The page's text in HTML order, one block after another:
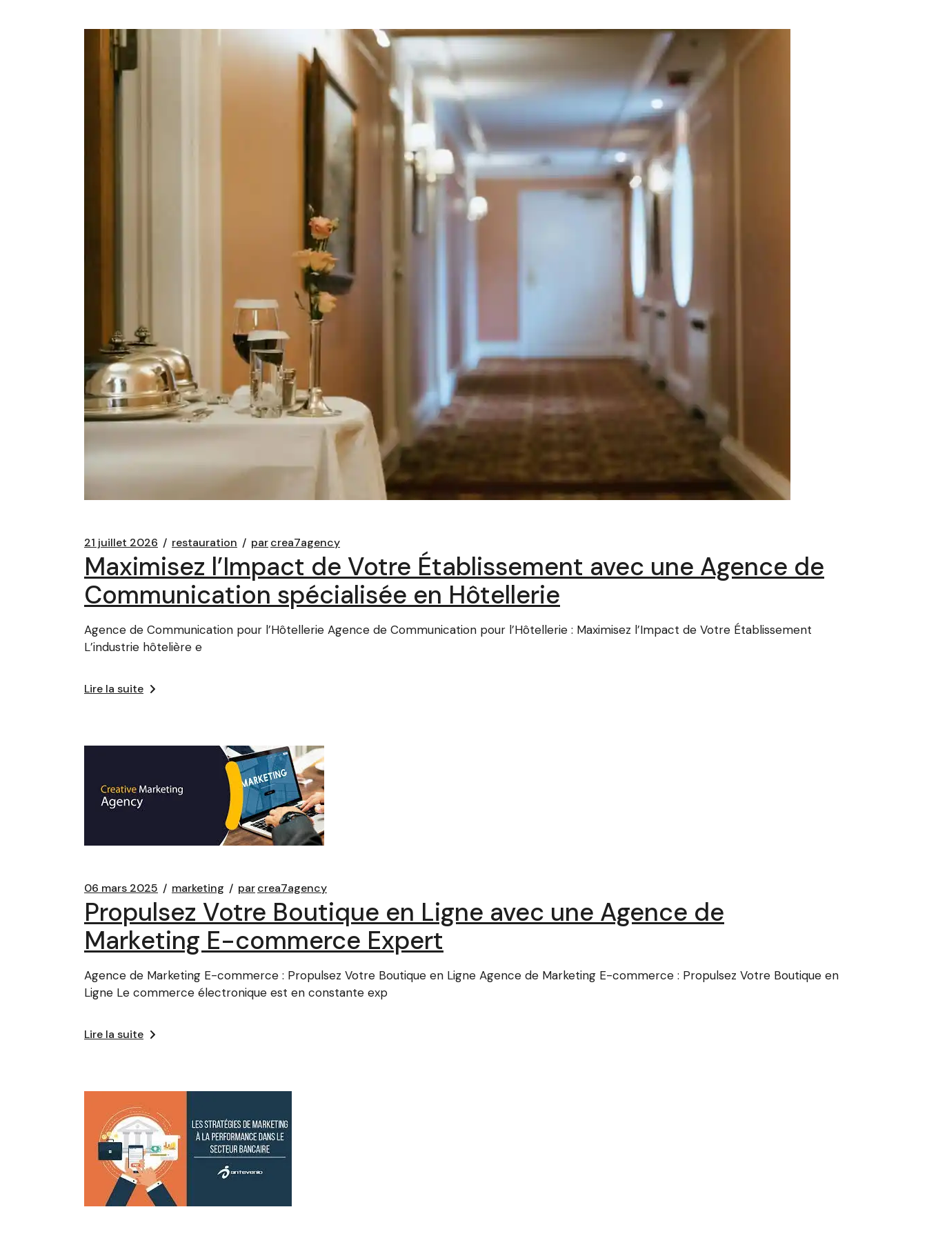
21 juillet 2026 restauration parcrea7agency
Maximisez l’Impact de Votre Établissement avec une Agence de
Communication spécialisée en Hôtellerie
Agence de Communication pour l’Hôtellerie Agence de Communication pour l’Hôtellerie : Maximisez l’Impact de Votre Établissement
L’industrie hôtelière e
Lire la suite
06 mars 2025 marketing parcrea7agency
Propulsez Votre Boutique en Ligne avec une Agence de
Marketing E-commerce Expert
Agence de Marketing E-commerce : Propulsez Votre Boutique en Ligne Agence de Marketing E-commerce : Propulsez Votre Boutique en
Ligne Le commerce électronique est en constante exp
Lire la suite